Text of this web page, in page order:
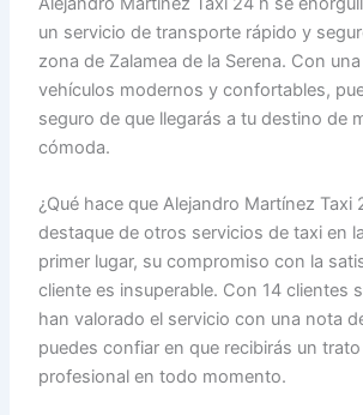
un servicio de transporte rápido y
zona de Zalamea de la Serena. Con
vehículos modernos y confortables,
seguro de que llegarás a tu destino de
cómoda.
¿Qué hace que Alejandro Martínez Taxi
destaque de otros servicios de taxi en
primer lugar, su compromiso con la
cliente es insuperable. Con 14 clientes
han valorado el servicio con una nota
puedes confiar en que recibirás un
profesional en todo momento.